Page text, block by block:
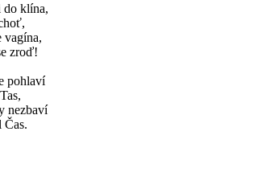
do klína,
vagína,
zroď!
pohlaví
nezbaví
Čas.